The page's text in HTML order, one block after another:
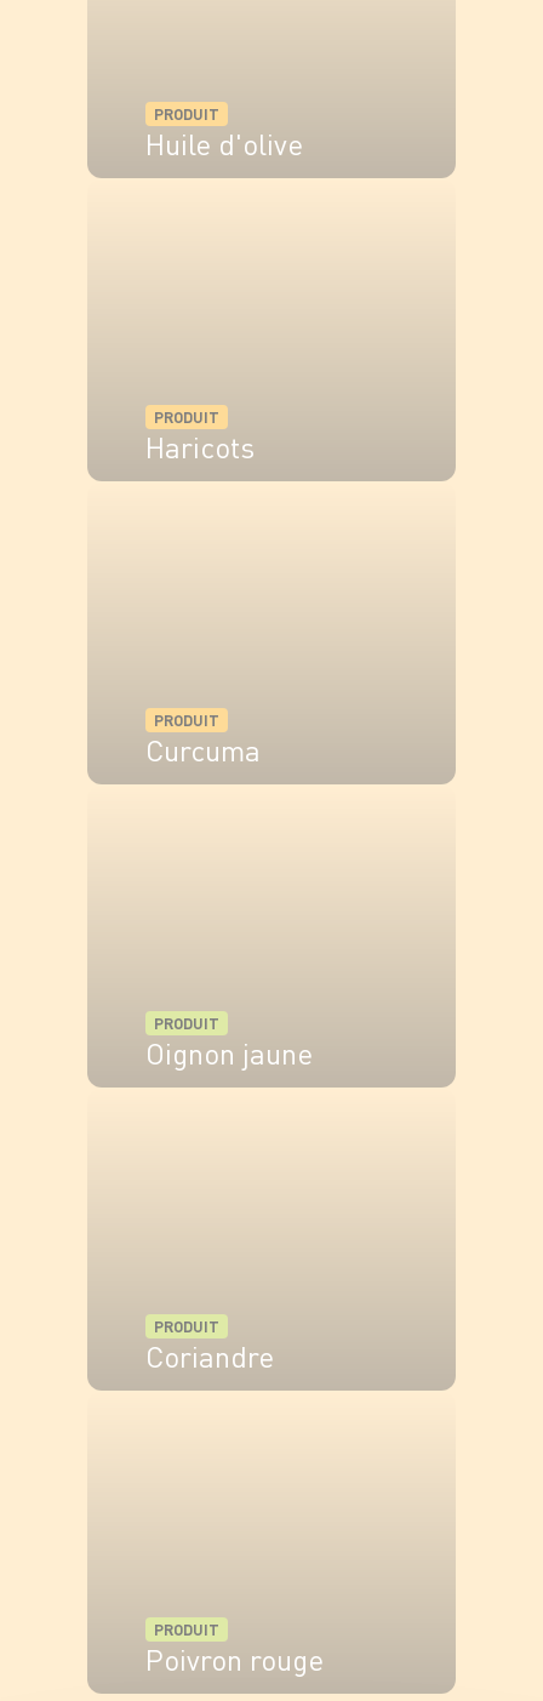
PRODUIT
Huile d'olive
PRODUIT
Haricots
PRODUIT
Curcuma
PRODUIT
Oignon jaune
PRODUIT
Coriandre
PRODUIT
Poivron rouge